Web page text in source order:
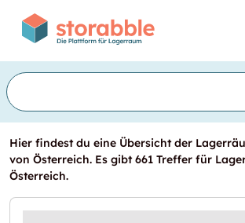
Hier findest du eine Übersicht der
von Österreich. Es gibt 661 Treffer für
Österreich.